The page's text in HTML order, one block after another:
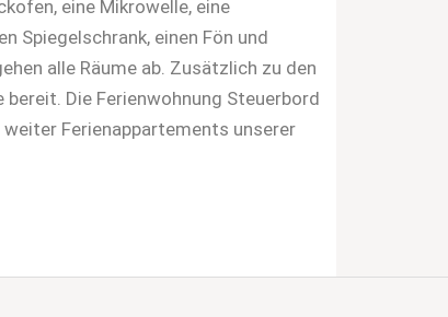
eine Mikrowelle, eine
Spiegelschrank, einen Fön und
alle Räume ab. Zusätzlich zu den
Die Ferienwohnung Steuerbord
Ferienappartements unserer